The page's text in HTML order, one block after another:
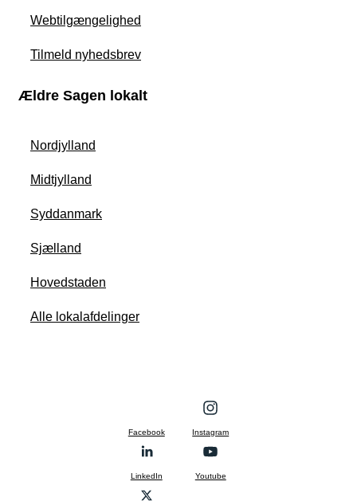
Webtilgængelighed
Tilmeld nyhedsbrev
Ældre Sagen lokalt
Nordjylland
Midtjylland
Syddanmark
Sjælland
Hovedstaden
Alle lokalafdelinger
Facebook Instagram
LinkedIn Youtube